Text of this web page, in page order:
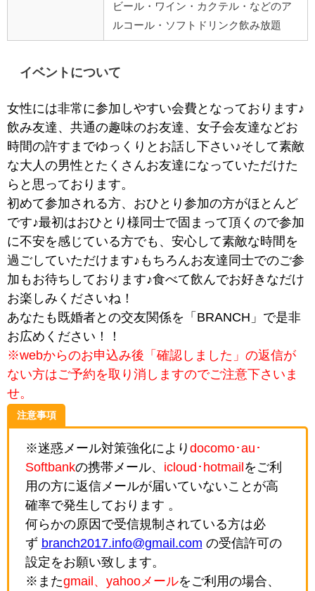
ビール・ワイン・カクテル・などのア
ルコール・ソフトドリンク飲み放題
イベントについて
女性には非常に参加しやすい会費となっております♪
飲み友達、共通の趣味のお友達、女子会友達などお
時間の許すまでゆっくりとお話し下さい♪そして素敵
な大人の男性とたくさんお友達になっていただけた
らと思っております。
初めて参加される方、おひとり参加の方がほとんど
です♪最初はおひとり様同士で固まって頂くので参加
に不安を感じている方でも、安心して素敵な時間を
過ごしていただけます♪もちろんお友達同士でのご参
加もお待ちしております♪食べて飲んでお好きなだけ
お楽しみくださいね！
あなたも既婚者との交友関係を「BRANCH」で是非
お広めください！！
※webからのお申込み後「確認しました」の返信が
ない方はご予約を取り消しますのでご注意下さいま
せ。
注意事項
※迷惑メール対策強化により docomo･au･
Softbankの携帯メール、 icloud･hotmail をご利
用の方に返信メールが届いていないことが高
確率で発生しております 。
何らかの原因で受信規制されている方は必
ず branch2017.info@gmail.com の受信許可の
設定をお願い致します。
※またgmail、yahooメールをご利用の場合、